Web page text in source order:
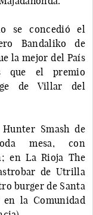
se concedió el
Bandaliko de
la mejor del País
que el premio
de Villar del
Smash de
mesa, con
en La Rioja The
de Utrilla
burger de Santa
en la Comunidad